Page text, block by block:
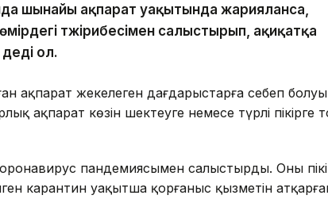
шынайы ақпарат уақытында жарияланса,
тәжірибесімен салыстырып, ақиқатқа
ол.
ақпарат жекелеген дағдарыстарға себеп
ақпарат көзін шектеуге немесе түрлі пікірге
пандемиясымен салыстырды. Оның
карантин уақытша қорғаныс қызметін